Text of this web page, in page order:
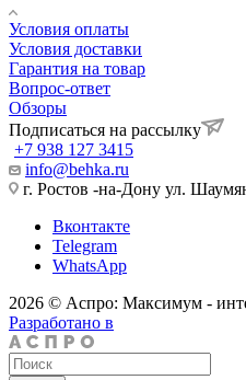
Условия оплаты
Условия доставки
Гарантия на товар
Вопрос-ответ
Обзоры
Подписаться на рассылку
+7 938 127 3415
info@behka.ru
г. Ростов -на-Дону ул.
Вконтакте
Telegram
WhatsApp
2026 © Аспро: Максимум -
Разработано в